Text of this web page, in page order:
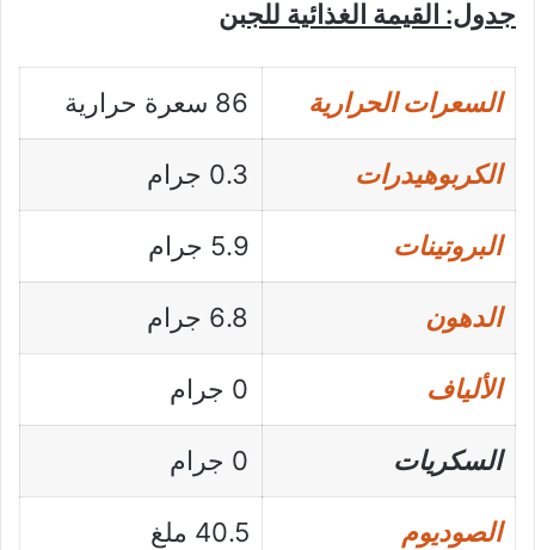
جدول: القيمة الغذائية للجبن
السعرات الحرارية 86 سعرة حرارية
الكربوهيدرات 0.3 جرام
البروتينات 5.9 جرام
الدهون 6.8 جرام
الألياف 0 جرام
السكريات 0 جرام
الصوديوم 40.5 ملغ